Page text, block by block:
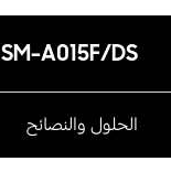
SM-A015F/DS
الحلول والنصائح